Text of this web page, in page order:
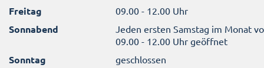
Freitag 09.00 - 12.00 Uhr
Sonnabend
Jeden ersten Samstag im Monat
09.00 - 12.00 Uhr geöffnet
Sonntag geschlossen